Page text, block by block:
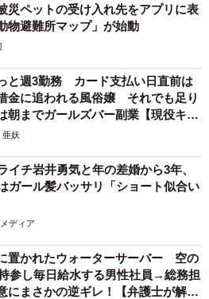
ペットの受け入れ先をアプリに表
物避難所マップ」が始動
と週3勤務 カード支払い日直前は
金に追われる風俗嬢 それでも足り
朝までガールズバー副業【現役キャ
】
亜妖
イチ岩井勇気と年の差婚から3年、
ガール髪バッサリ「ショート似合い
ディア
置かれたウォーターサーバー 空の
参し毎日給水する男性社員→総務担
にまさかの逆ギレ！【弁護士が解